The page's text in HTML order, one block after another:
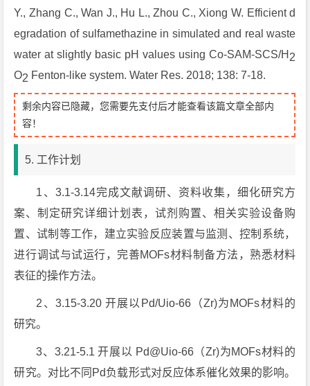
Y., Zhang C., Wan J., Hu L., Zhou C., Xiong W. Efficient d
egradation of sulfamethazine in simulated and real waste
water at slightly basic pH values using Co-SAM-SCS/H 2
O2 Fenton-like system. Water Res. 2018; 138: 7-18.
剩余内容已隐藏，您需要先支付后才能查看该篇文章全部内
容！
5. 工作计划
1、3.1-3.14完成文献调研、资料收集，细化研究方
案、制定研究详细计划表，试剂购置、相关实验设备购
置、试制等工作，建立实验反应装置与监测、控制系统，
进行调试与试运行，完善MOFs材料制备方法，熟悉材料
表征的操作方法。
2、3.15-3.20 开展以Pd/Uio-66（Zr)为MOFs材料的
研究。
3、3.21-5.1 开展以 Pd@Uio-66（Zr)为MOFs材料的
研究。对比不同Pd负载形式对反应体系催化效果的影响。